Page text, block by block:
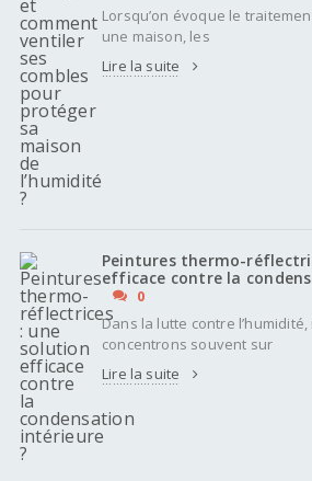
Lorsqu’on évoque le
une maison, les
Lire la suite
Peintures thermo-
efficace contre la
0
Dans la lutte contre
concentrons souvent sur
Lire la suite